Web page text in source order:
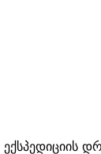
ექსპედიციის